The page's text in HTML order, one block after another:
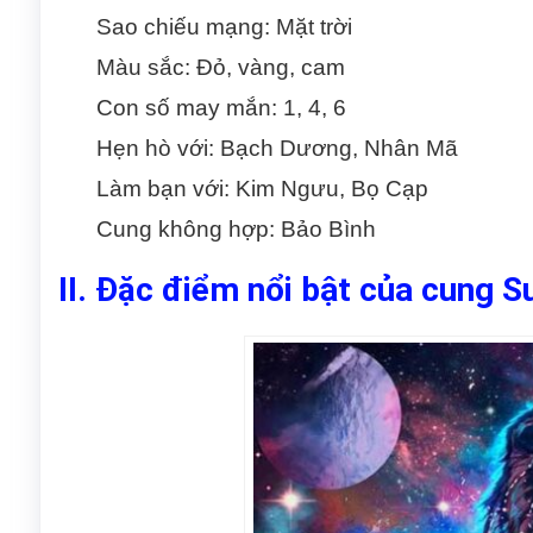
Sao chiếu mạng: Mặt trời
Màu sắc: Đỏ, vàng, cam
Con số may mắn: 1, 4, 6
Hẹn hò với: Bạch Dương, Nhân Mã
Làm bạn với: Kim Ngưu, Bọ Cạp
Cung không hợp: Bảo Bình
II. Đặc điểm nổi bật của cung